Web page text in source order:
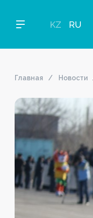
KZ RU
Главная Новости